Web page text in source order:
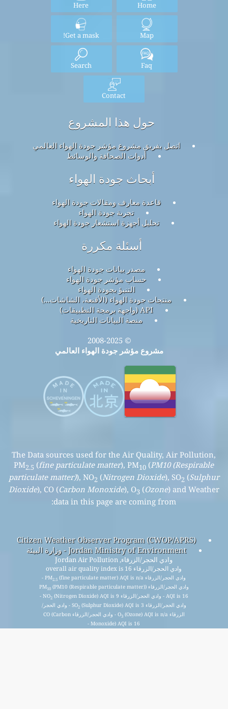
Home
Here
Map
Get a mask!
Faq
Search
Contact
حول هذا المشروع
اتصل بفريق مشروع مؤشر جودة الهواء العالمي
أدوات الصحافة والوسائط
أبحاث جودة الهواء
قاعدة معارف ومقالات جودة الهواء
تجربة جودة الهواء
تحليل أجهزة استشعار جودة الهواء
أسئلة مكررة
مصدر بيانات جودة الهواء
حساب مؤشر جودة الهواء
التنبؤ بجودة الهواء
منتجات جودة الهواء (الأقنعة، الشاشات...)
API (واجهة برمجة التطبيقات)
منصة البيانات التاريخية
© 2008-2025
مشروع مؤشر جودة الهواء العالمي
The Data sources used for the Air Quality, Air Pollution,
PM2.5(fine particulate matter), PM10(PM10 (Respirable
particulate matter)), NO2 (Nitrogen Dioxide), SO2 (Sulphur
Dioxide), CO (Carbon Monoxide), O3 (Ozone ) and Weather
data in this page are coming from:
Citizen Weather Observer Program (CWOP/APRS)
Jordan Ministry of Environment - وزارة البيئة
وادي اﻟﺤﺠﺮ/اﻟﺰرﻗﺎء, Jordan Air Pollution
وادي اﻟﺤﺠﺮ/اﻟﺰرﻗﺎء overall air quality index is 16
وادي اﻟﺤﺠﺮ/اﻟﺰرﻗﺎء PM 2.5
(fine particulate matter) AQI is n/a -
وادي اﻟﺤﺠﺮ/اﻟﺰرﻗﺎء PM
10(PM10 (Respirable particulate matter))
AQI is 16 - وادي اﻟﺤﺠﺮ/اﻟﺰرﻗﺎء NO
2
(Nitrogen Dioxide) AQI is 9 -
وادي اﻟﺤﺠﺮ/اﻟﺰرﻗﺎء SO
2
(Sulphur Dioxide) AQI is 3 - وادي اﻟﺤﺠﺮ/
اﻟﺰرﻗﺎء O
3
(Ozone) AQI is n/a - وادي اﻟﺤﺠﺮ/اﻟﺰرﻗﺎء CO (Carbon
Monoxide) AQI is 16 -